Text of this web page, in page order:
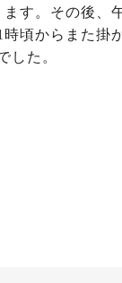
す。その後、
頃からまた掛
した。